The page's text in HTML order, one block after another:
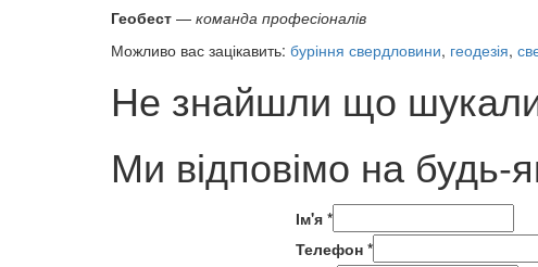
Геобест — команда професіоналів
Можливо вас зацікавить: буріння свердловини, геодезія,
Не знайшли що
Ми відповімо на будь-
Ім'я *
Телефон *